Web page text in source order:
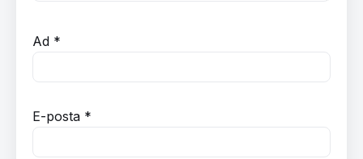
Ad *
E-posta *